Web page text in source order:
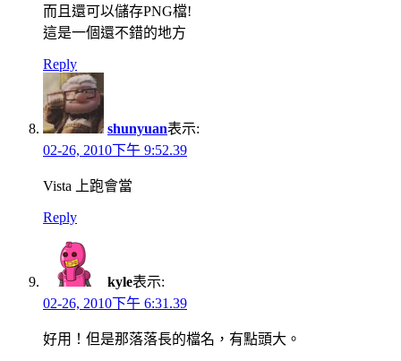
而且還可以儲存PNG檔!
這是一個還不錯的地方
Reply
shunyuan表示:
02-26, 2010下午 9:52.39
Vista 上跑會當
Reply
kyle表示:
02-26, 2010下午 6:31.39
好用！但是那落落長的檔名，有點頭大。